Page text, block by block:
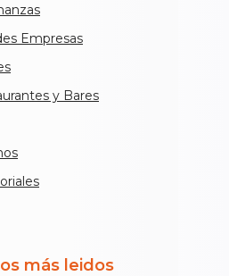
Empresas
y Bares
más leidos